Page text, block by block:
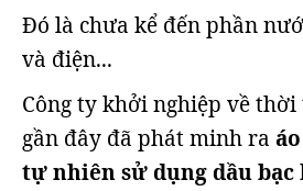
Đó là chưa kể đến phần
và điện...
Công ty khởi nghiệp về thời
gần đây đã phát minh ra
tự nhiên sử dụng dầu